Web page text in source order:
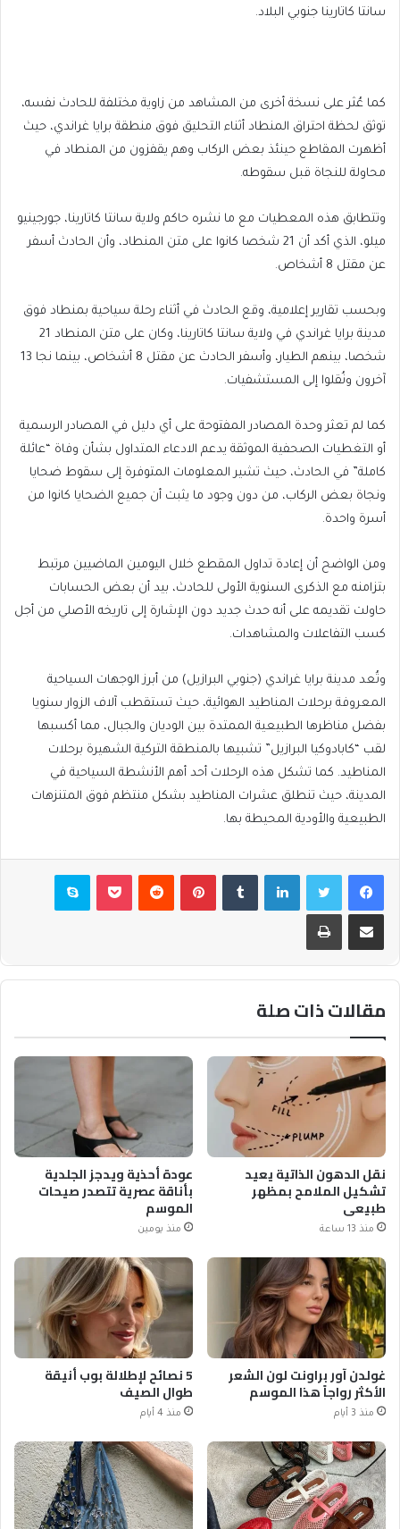
سانتا كاتارينا جنوبي البلاد.
كما عُثر على نسخة أخرى من المشاهد من زاوية مختلفة للحادث نفسه،
توثق لحظة احتراق المنطاد أثناء التحليق فوق منطقة برايا غراندي، حيث
أظهرت المقاطع حينئذ بعض الركاب وهم يقفزون من المنطاد في
محاولة للنجاة قبل سقوطه.
وتتطابق هذه المعطيات مع ما نشره حاكم ولاية سانتا كاتارينا، جورجينيو
ميلو، الذي أكد أن 21 شخصا كانوا على متن المنطاد، وأن الحادث أسفر
عن مقتل 8 أشخاص.
وبحسب تقارير إعلامية، وقع الحادث في أثناء رحلة سياحية بمنطاد فوق
مدينة برايا غراندي في ولاية سانتا كاتارينا، وكان على متن المنطاد 21
شخصا، بينهم الطيار، وأسفر الحادث عن مقتل 8 أشخاص، بينما نجا 13
آخرون ونُقلوا إلى المستشفيات.
كما لم تعثر وحدة المصادر المفتوحة على أي دليل في المصادر الرسمية
أو التغطيات الصحفية الموثقة يدعم الادعاء المتداول بشأن وفاة “عائلة
كاملة” في الحادث، حيث تشير المعلومات المتوفرة إلى سقوط ضحايا
ونجاة بعض الركاب، من دون وجود ما يثبت أن جميع الضحايا كانوا من
أسرة واحدة.
ومن الواضح أن إعادة تداول المقطع خلال اليومين الماضيين مرتبط
بتزامنه مع الذكرى السنوية الأولى للحادث، بيد أن بعض الحسابات
حاولت تقديمه على أنه حدث جديد دون الإشارة إلى تاريخه الأصلي من أجل
كسب التفاعلات والمشاهدات.
وتُعد مدينة برايا غراندي (جنوبي البرازيل) من أبرز الوجهات السياحية
المعروفة برحلات المناطيد الهوائية، حيث تستقطب آلاف الزوار سنويا
بفضل مناظرها الطبيعية الممتدة بين الوديان والجبال، مما أكسبها
لقب “كابادوكيا البرازيل” تشبيها بالمنطقة التركية الشهيرة برحلات
المناطيد. كما تشكل هذه الرحلات أحد أهم الأنشطة السياحية في
المدينة، حيث تنطلق عشرات المناطيد بشكل منتظم فوق المتنزهات
الطبيعية والأودية المحيطة بها.
فيسبوكتويتر لينكدإن بينتيريست بوكيت سكايب
مشاركة عبر البريد طباعة
مقالات ذات صلة
نقل الدهون الذاتية يعيد
تشكيل الملامح بمظهر
طبيعي
منذ 13 ساعة
عودة أحذية ويدجز الجلدية
بأناقة عصرية تتصدر صيحات
الموسم
منذ يومين
غولدن آور براونت لون الشعر
الأكثر رواجاً هذا الموسم
منذ 3 أيام
5 نصائح لإطلالة بوب أنيقة
طوال الصيف
منذ 4 أيام